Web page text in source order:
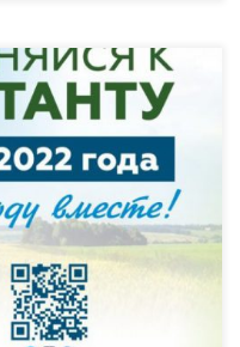
состоится в период с
экологических
грамотности и […]